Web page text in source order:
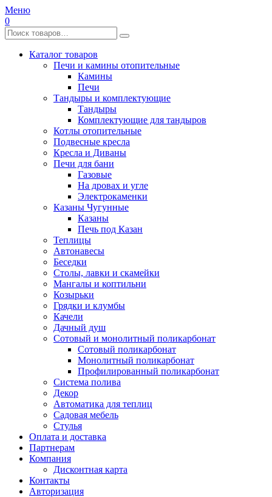
Меню
0
Каталог товаров
Печи и камины отопительные
Камины
Печи
Тандыры и комплектующие
Тандыры
Комплектующие для тандыров
Котлы отопительные
Подвесные кресла
Кресла и Диваны
Печи для бани
Газовые
На дровах и угле
Электрокаменки
Казаны Чугунные
Казаны
Печь под Казан
Теплицы
Автонавесы
Беседки
Столы, лавки и скамейки
Мангалы и коптильни
Козырьки
Грядки и клумбы
Качели
Дачный душ
Сотовый и монолитный поликарбонат
Сотовый поликарбонат
Монолитный поликарбонат
Профилированный поликарбонат
Система полива
Декор
Автоматика для теплиц
Садовая мебель
Стулья
Оплата и доставка
Партнерам
Компания
Дисконтная карта
Контакты
Авторизация